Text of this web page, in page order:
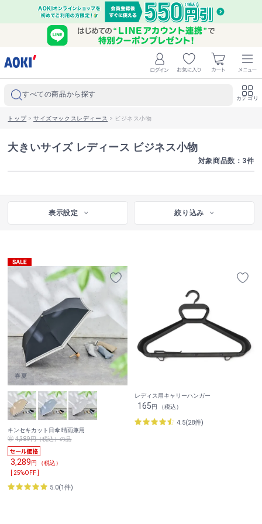
すべての商品から探す カテゴリ
トップ>サイズマックスレディース > ビジネス小物
大きいサイズ レディース ビジネス小物
対象商品数： 3件
表示設定 絞り込み
キンセキカット日傘 晴雨兼用
4,389円（税込）の品
3,289円 （税込）
[ 25%OFF ]
5.0(1件)
レディス用キャリーハンガー
165円 （税込）
4.5(28件)